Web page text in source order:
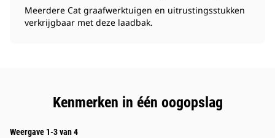
Meerdere Cat graafwerktuigen en uitrustingsstukken
verkrijgbaar met deze laadbak.
Kenmerken in één oogopslag
Weergave 1-3 van 4